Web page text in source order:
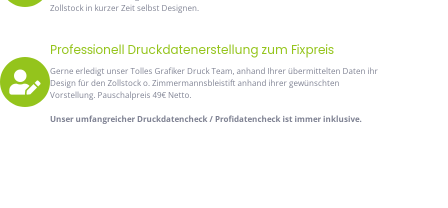
Zollstock in kurzer Zeit selbst Designen.
Professionell Druckdatenerstellung zum Fixpreis
Gerne erledigt unser Tolles Grafiker Druck Team, anhand Ihrer übermittelten Daten ihr
Design für den Zollstock o. Zimmermannsbleistift anhand ihrer gewünschten
Vorstellung. Pauschalpreis 49€ Netto.
Unser umfangreicher Druckdatencheck / Profidatencheck ist immer inklusive.